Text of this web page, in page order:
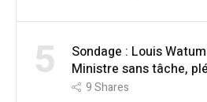
5
Sondage : Louis
Ministre sans tâche,
9Shares